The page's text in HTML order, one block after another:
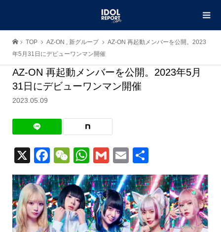
TOP AZ-ON , 新グループ
AZ-ON 再起動メンバーを公開。2023
年5月31日にデビューワンマン開催
AZ-ON 再起動メンバーを公開。2023年5月
31日にデビューワンマン開催
2023.05.09
X Facebook
WeChat
WhatsApp
GmailEmail
有